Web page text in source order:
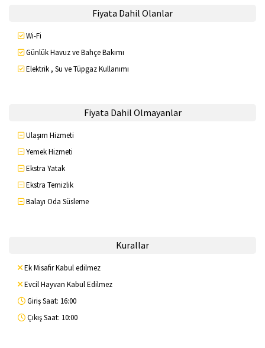
Fiyata Dahil Olanlar
Wi-Fi
Günlük Havuz ve Bahçe Bakımı
Elektrik , Su ve Tüpgaz Kullanımı
Fiyata Dahil Olmayanlar
Ulaşım Hizmeti
Yemek Hizmeti
Ekstra Yatak
Ekstra Temizlik
Balayı Oda Süsleme
Kurallar
Ek Misafir Kabul edilmez
Evcil Hayvan Kabul Edilmez
Giriş Saat: 16:00
Çıkış Saat: 10:00